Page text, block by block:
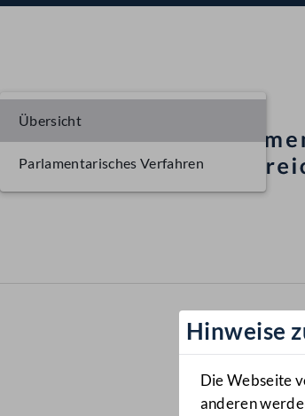
Hinweise
Die Webseite
anderen
Übersicht
Parlamentarisches Verfahren